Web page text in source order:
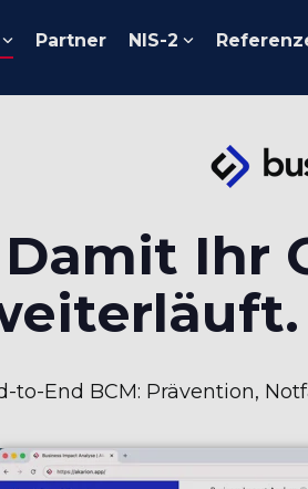
Partner NIS-2
Damit Ihr
to-End BCM: Prävention,